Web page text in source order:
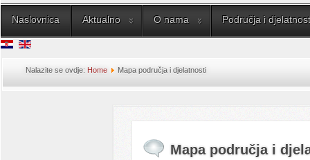
Naslovnica Aktualno O nama Područja i
Nalazite se ovdje: Home Mapa područja i djelatnosti
Mapa područja i